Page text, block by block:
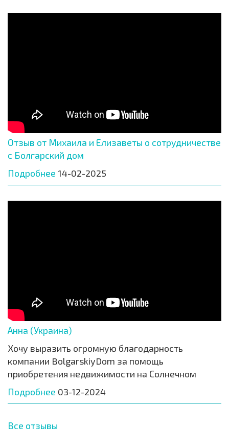
Отзыв от Михаила и Елизаветы о сотрудничестве
с Болгарский дом
Подробнее 14-02-2025
Анна (Украина)
Хочу выразить огромную благодарность
компании BolgarskiyDom за помощь
приобретения недвижимости на Солнечном
Подробнее 03-12-2024
Все отзывы